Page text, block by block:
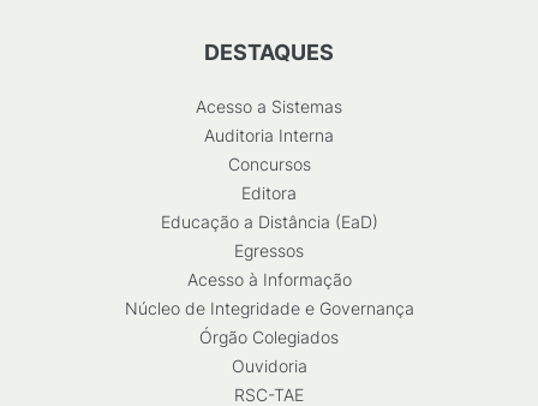
DESTAQUES
Acesso a Sistemas
Auditoria Interna
Concursos
Editora
Educação a Distância (EaD)
Egressos
Acesso à Informação
Núcleo de Integridade e Governança
Órgão Colegiados
Ouvidoria
RSC-TAE